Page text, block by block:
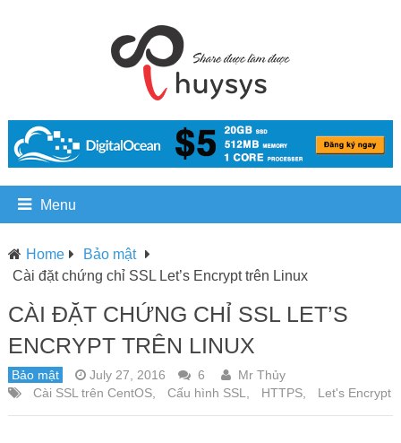
Menu
Home
Bảo mật
Cài đặt chứng chỉ SSL Let’s Encrypt trên Linux
CÀI ĐẶT CHỨNG CHỈ SSL LET’S
ENCRYPT TRÊN LINUX
Bảo mật July 27, 2016 6
Mr Thủy
Cài SSL trên CentOS, Cấu hình SSL HTTPS, Let's Encrypt